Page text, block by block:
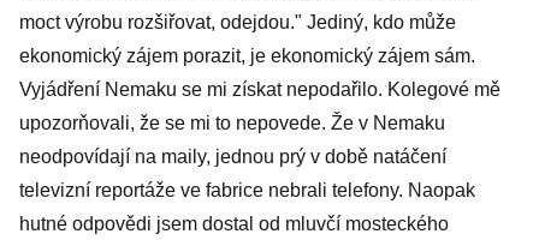
moct výrobu rozšiřovat, odejdou." Jediný, kdo může
ekonomický zájem porazit, je ekonomický zájem sám.
Vyjádření Nemaku se mi získat nepodařilo. Kolegové mě
upozorňovali, že se mi to nepovede. Že v Nemaku
neodpovídají na maily, jednou prý v době natáčení
televizní reportáže ve fabrice nebrali telefony. Naopak
hutné odpovědi jsem dostal od mluvčí mosteckého